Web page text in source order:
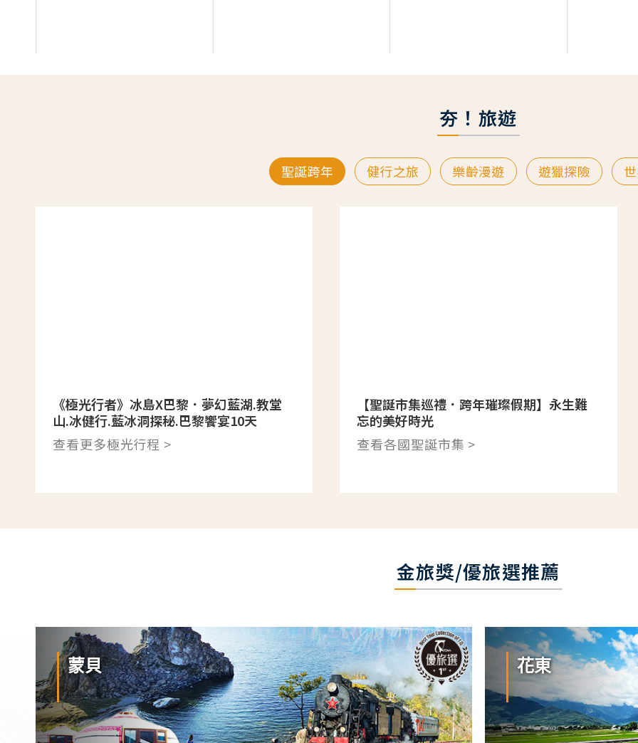
夯！旅遊
聖誕跨年 健行之旅 樂齡漫遊 遊獵探險
《極光行者》冰島X巴黎．夢幻藍湖.教堂
山.冰健行.藍冰洞探秘.巴黎饗宴10天
查看更多極光行程 >
【聖誕市集巡禮．跨年璀璨假期】永生難
忘的美好時光
查看各國聖誕市集 >
金旅獎/優旅選推薦
蒙貝 花東